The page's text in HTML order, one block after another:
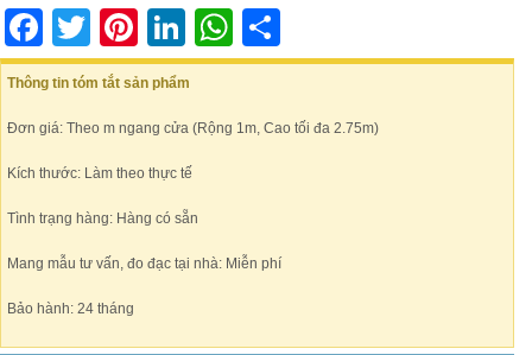
Facebook
TwitterPinterest
LinkedIn
WhatsApp
Thông tin tóm tắt sản phẩm
Đơn giá: Theo m ngang cửa (Rộng 1m, Cao tối đa 2.75m)
Kích thước: Làm theo thực tế
Tình trạng hàng: Hàng có sẵn
Mang mẫu tư vấn, đo đạc tại nhà: Miễn phí
Bảo hành: 24 tháng